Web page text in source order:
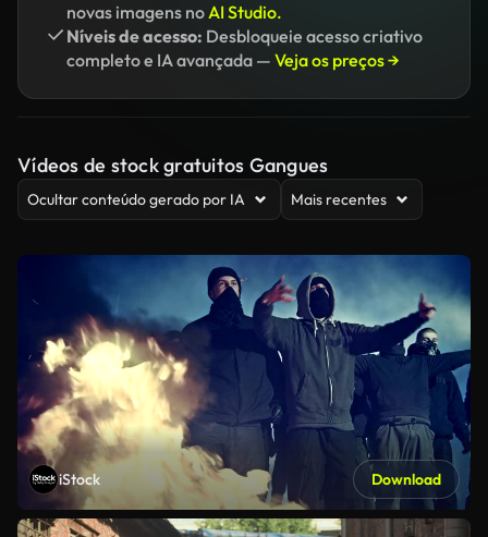
novas imagens noAI Studio.
Níveis de acesso: Desbloqueie acesso criativo
completo e IA avançada — Veja os preços →
Vídeos de stock gratuitos Gangues
Ocultar conteúdo gerado por IA Mais recentes
iStock Download